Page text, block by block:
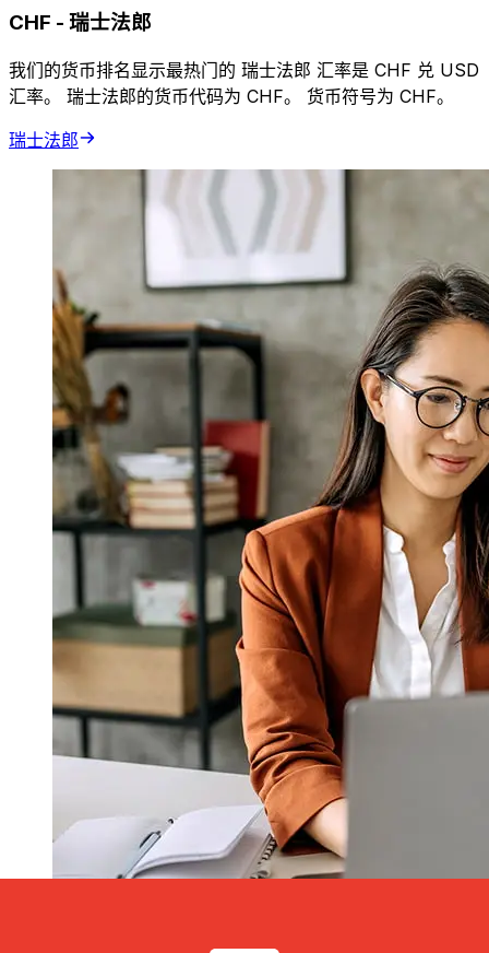
CHF - 瑞士法郎
我们的货币排名显示最热门的 瑞士法郎 汇率是 CHF 兑 USD
汇率。 瑞士法郎的货币代码为 CHF。 货币符号为 CHF。
瑞士法郎